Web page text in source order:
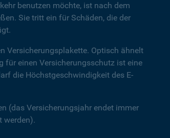
benutzen möchte, ist nach dem
Sie tritt ein für Schäden, die der
Versicherungsplakette. Optisch ähnelt
für einen Versicherungsschutz ist eine
die Höchstgeschwindigkeit des E-
(das Versicherungsjahr endet immer
werden).